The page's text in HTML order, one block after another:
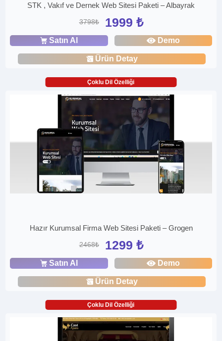
STK , Vakıf ve Dernek Web Sitesi Paketi – Albayrak
3798₺ 1999 ₺
Satın Al Demo
Ürün Detay
Çoklu Dil Özelliği
Hazır Kurumsal Firma Web Sitesi Paketi – Grogen
2468₺ 1299 ₺
Satın Al Demo
Ürün Detay
Çoklu Dil Özelliği